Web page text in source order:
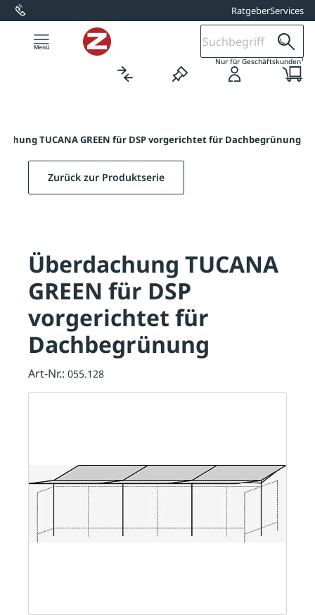
springen RatgeberServices
Nur für Geschäftskunden1
TUCANA GREEN für DSP vorgerichtet für Dachbegrünung
Zurück zur Produktserie
Überdachung TUCANA
GREEN für DSP
vorgerichtet für
Dachbegrünung
Art-Nr.: 055.128